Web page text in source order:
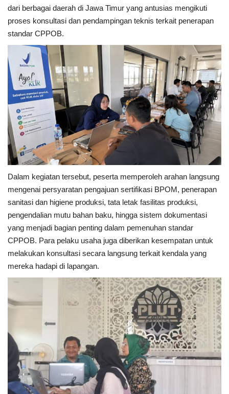
dari berbagai daerah di Jawa Timur yang antusias mengikuti
proses konsultasi dan pendampingan teknis terkait penerapan
standar CPPOB.
Dalam kegiatan tersebut, peserta memperoleh arahan langsung
mengenai persyaratan pengajuan sertifikasi BPOM, penerapan
sanitasi dan higiene produksi, tata letak fasilitas produksi,
pengendalian mutu bahan baku, hingga sistem dokumentasi
yang menjadi bagian penting dalam pemenuhan standar
CPPOB. Para pelaku usaha juga diberikan kesempatan untuk
melakukan konsultasi secara langsung terkait kendala yang
mereka hadapi di lapangan.